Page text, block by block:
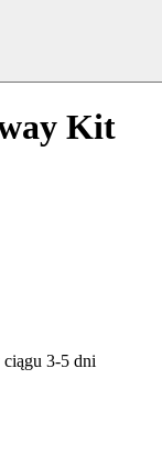
Kit
3-5 dni